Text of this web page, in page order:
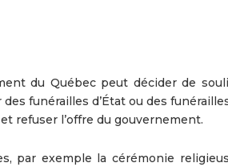
du Québec peut décider de
funérailles d’État ou des
refuser l’offre du gouvernement.
par exemple la cérémonie